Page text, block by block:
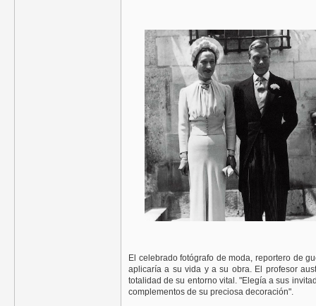
El celebrado fotógrafo de moda, reportero de
aplicaría a su vida y a su obra. El profesor
totalidad de su entorno vital. "Elegía a sus
complementos de su preciosa decoración".